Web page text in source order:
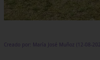
Creado por: María José Muñoz (12-08-